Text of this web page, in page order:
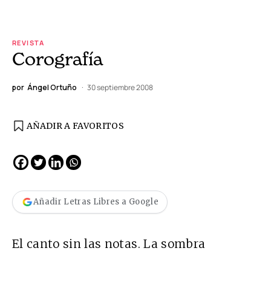
REVISTA
Corografía
por Ángel Ortuño 30 septiembre 2008
AÑADIR A FAVORITOS
Añadir Letras Libres a Google
El canto sin las notas. La sombra